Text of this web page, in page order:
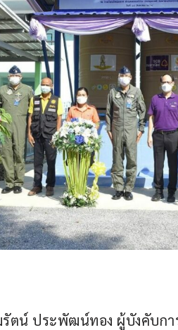
รัตน์ ประพัฒน์ทอง ผู้บังคับก